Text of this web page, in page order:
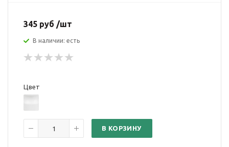
345 руб /шт
В наличии: есть
Цвет
В КОРЗИНУ